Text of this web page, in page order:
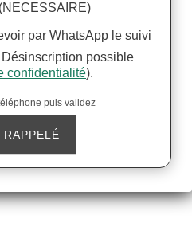
par WhatsApp le suivi
possible
confidentialité).
puis validez